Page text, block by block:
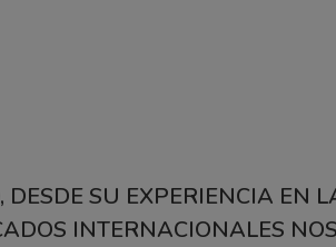
DESDE SU EXPERIENCIA EN
INTERNACIONALES NOS